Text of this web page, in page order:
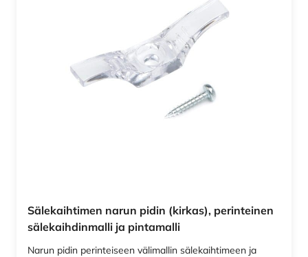
Sälekaihtimen narun pidin (kirkas), perinteinen
sälekaihdinmalli ja pintamalli
Narun pidin perinteiseen välimallin sälekaihtimeen ja